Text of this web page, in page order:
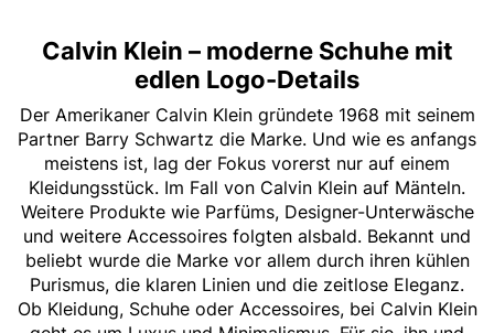
Calvin Klein – moderne Schuhe mit
edlen Logo-Details
Der Amerikaner Calvin Klein gründete 1968 mit seinem
Partner Barry Schwartz die Marke. Und wie es anfangs
meistens ist, lag der Fokus vorerst nur auf einem
Kleidungsstück. Im Fall von Calvin Klein auf Mänteln.
Weitere Produkte wie Parfüms, Designer-Unterwäsche
und weitere Accessoires folgten alsbald. Bekannt und
beliebt wurde die Marke vor allem durch ihren kühlen
Purismus, die klaren Linien und die zeitlose Eleganz.
Ob Kleidung, Schuhe oder Accessoires, bei Calvin Klein